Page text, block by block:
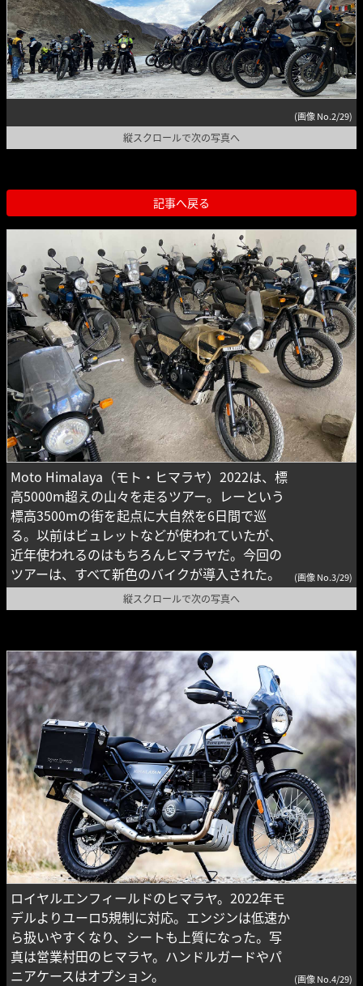
(画像 No.2/29)
縦スクロールで次の写真へ
記事へ戻る
Moto Himalaya（モト・ヒマラヤ）2022は、標
高5000m超えの山々を走るツアー。レーという
標高3500mの街を起点に大自然を6日間で巡
る。以前はビュレットなどが使われていたが、
近年使われるのはもちろんヒマラヤだ。今回の
ツアーは、すべて新色のバイクが導入された。
(画像 No.3/29)
縦スクロールで次の写真へ
ロイヤルエンフィールドのヒマラヤ。2022年モ
デルよりユーロ5規制に対応。エンジンは低速か
ら扱いやすくなり、シートも上質になった。写
真は営業村田のヒマラヤ。ハンドルガードやパ
ニアケースはオプション。
(画像 No.4/29)